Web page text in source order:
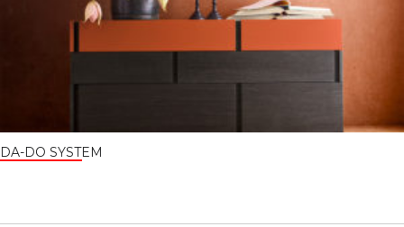
DA-DO SYSTEM